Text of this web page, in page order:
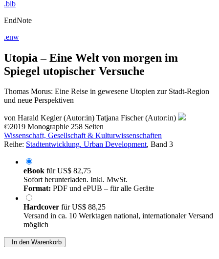
.bib
EndNote
.enw
Utopia – Eine Welt von morgen im
Spiegel utopischer Versuche
Thomas Morus: Eine Reise in gewesene Utopien zur Stadt-Region
und neue Perspektiven
von Harald Kegler (Autor:in) Tatjana Fischer (Autor:in)
©2019 Monographie 258 Seiten
Wissenschaft, Gesellschaft & Kulturwissenschaften
Reihe: Stadtentwicklung. Urban Development, Band 3
eBook fürUS$ 82,75
Sofort herunterladen. Inkl. MwSt.
Format: PDF und ePUB – für alle Geräte
Hardcover fürUS$ 88,25
Versand in ca. 10 Werktagen national, internationaler Versand
möglich
In den Warenkorb